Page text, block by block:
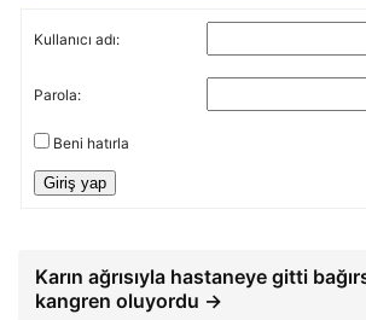
Kullanıcı adı:
Parola:
Beni hatırla
Giriş yap
Karın ağrısıyla hastaneye gitti
kangren oluyordu →